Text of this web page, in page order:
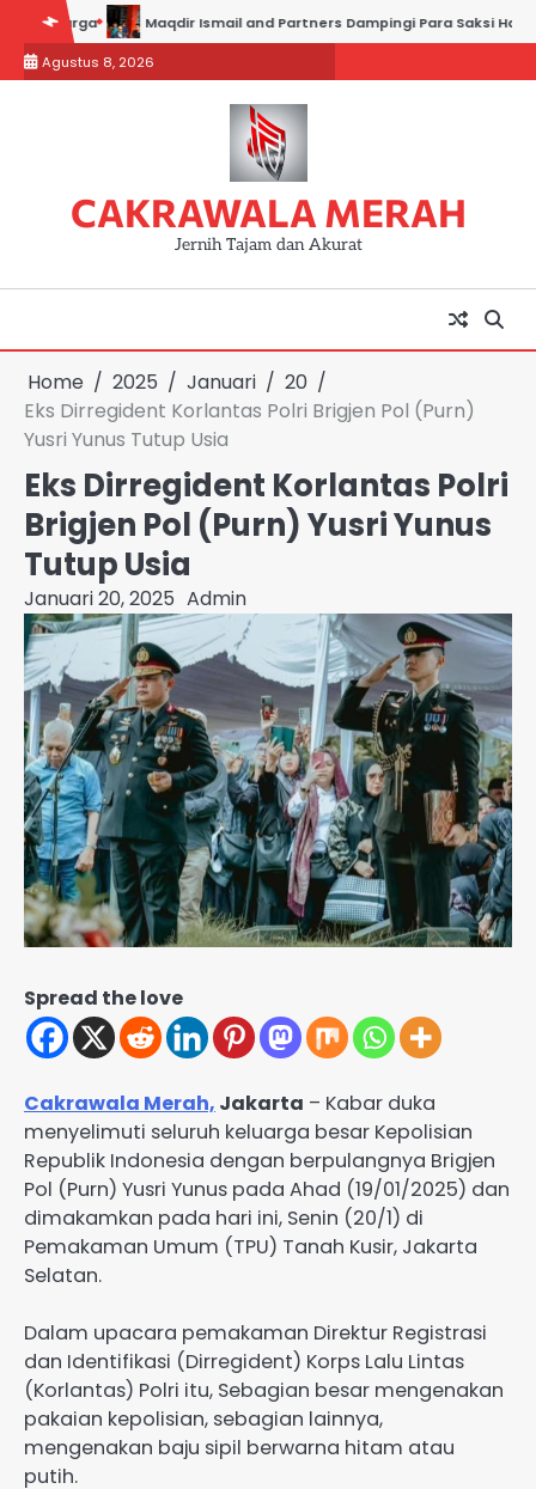
content
Maqdir Ismail and Partners Dampingi Para Saksi Hadiri
Agustus 8, 2026
CAKRAWALA MERAH
Jernih Tajam dan Akurat
Home 2025 Januari
20
Eks Dirregident Korlantas Polri Brigjen Pol (Purn)
Yusri Yunus Tutup Usia
Eks Dirregident Korlantas Polri
Brigjen Pol (Purn) Yusri Yunus
Tutup Usia
Januari 20, 2025 Admin
Spread the love
Cakrawala Merah, Jakarta – Kabar duka
menyelimuti seluruh keluarga besar Kepolisian
Republik Indonesia dengan berpulangnya Brigjen
Pol (Purn) Yusri Yunus pada Ahad (19/01/2025) dan
dimakamkan pada hari ini, Senin (20/1) di
Pemakaman Umum (TPU) Tanah Kusir, Jakarta
Selatan.
Dalam upacara pemakaman Direktur Registrasi
dan Identifikasi (Dirregident) Korps Lalu Lintas
(Korlantas) Polri itu, Sebagian besar mengenakan
pakaian kepolisian, sebagian lainnya,
mengenakan baju sipil berwarna hitam atau
putih.